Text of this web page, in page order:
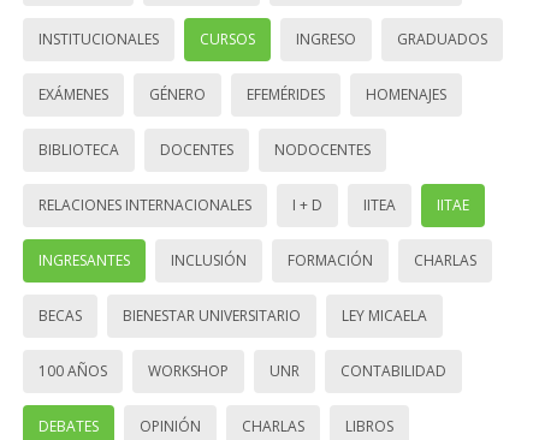
INSTITUCIONALES CURSOS INGRESO GRADUADOS
EXÁMENES GÉNERO EFEMÉRIDES HOMENAJES
BIBLIOTECA DOCENTES NODOCENTES
RELACIONES INTERNACIONALES I + D IITEA IITAE
INGRESANTES INCLUSIÓN FORMACIÓN CHARLAS
BECAS BIENESTAR UNIVERSITARIO LEY MICAELA
100 AÑOS WORKSHOP UNR CONTABILIDAD
DEBATES OPINIÓN CHARLAS LIBROS